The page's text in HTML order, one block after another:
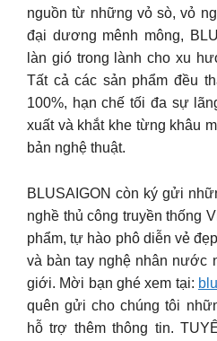
nguồn từ những vỏ sò, vỏ
đại dương mênh mông,
làn gió trong lành cho xu
Tất cả các sản phẩm đều
100%, hạn chế tối đa sự
xuất và khắt khe từng khâu
bản nghệ thuật.
BLUSAIGON còn ký gửi
nghề thủ công truyền thống
phẩm, tự hào phô diễn vẻ
và bàn tay nghệ nhân nước
giới. Mời bạn ghé xem tại:
quên gửi cho chúng tôi
hỗ trợ thêm thông tin.